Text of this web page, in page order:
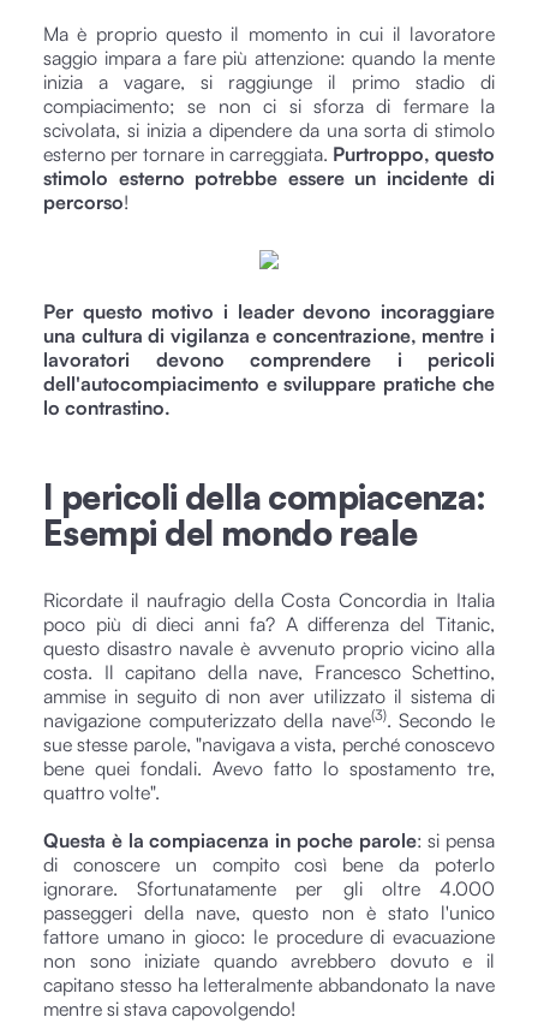
Ma è proprio questo il momento in cui il lavoratore
saggio impara a fare più attenzione: quando la mente
inizia a vagare, si raggiunge il primo stadio di
compiacimento; se non ci si sforza di fermare la
scivolata, si inizia a dipendere da una sorta di stimolo
esterno per tornare in carreggiata. Purtroppo, questo
stimolo esterno potrebbe essere un incidente di
percorso!
Per questo motivo i leader devono incoraggiare
una cultura di vigilanza e concentrazione, mentre i
lavoratori devono comprendere i pericoli
dell'autocompiacimento e sviluppare pratiche che
lo contrastino.
I pericoli della compiacenza:
Esempi del mondo reale
Ricordate il naufragio della Costa Concordia in Italia
poco più di dieci anni fa? A differenza del Titanic,
questo disastro navale è avvenuto proprio vicino alla
costa. Il capitano della nave, Francesco Schettino,
ammise in seguito di non aver utilizzato il sistema di
navigazione computerizzato della nave(3). Secondo le
sue stesse parole, "navigava a vista, perché conoscevo
bene quei fondali. Avevo fatto lo spostamento tre,
quattro volte".
Questa è la compiacenza in poche parole: si pensa
di conoscere un compito così bene da poterlo
ignorare. Sfortunatamente per gli oltre 4.000
passeggeri della nave, questo non è stato l'unico
fattore umano in gioco: le procedure di evacuazione
non sono iniziate quando avrebbero dovuto e il
capitano stesso ha letteralmente abbandonato la nave
mentre si stava capovolgendo!